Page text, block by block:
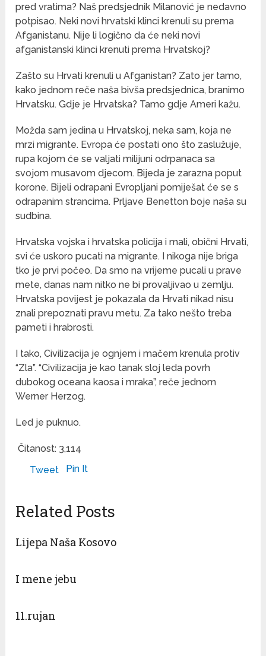
pred vratima? Naš predsjednik Milanović je nedavno
potpisao. Neki novi hrvatski klinci krenuli su prema
Afganistanu. Nije li logično da će neki novi
afganistanski klinci krenuti prema Hrvatskoj?
Zašto su Hrvati krenuli u Afganistan? Zato jer tamo,
kako jednom reče naša bivša predsjednica, branimo
Hrvatsku. Gdje je Hrvatska? Tamo gdje Ameri kažu.
Možda sam jedina u Hrvatskoj, neka sam, koja ne
mrzi migrante. Evropa će postati ono što zaslužuje,
rupa kojom će se valjati milijuni odrpanaca sa
svojom musavom djecom. Bijeda je zarazna poput
korone. Bijeli odrapani Evropljani pomiješat će se s
odrapanim strancima. Prljave Benetton boje naša su
sudbina.
Hrvatska vojska i hrvatska policija i mali, obični Hrvati,
svi će uskoro pucati na migrante. I nikoga nije briga
tko je prvi počeo. Da smo na vrijeme pucali u prave
mete, danas nam nitko ne bi provaljivao u zemlju.
Hrvatska povijest je pokazala da Hrvati nikad nisu
znali prepoznati pravu metu. Za tako nešto treba
pameti i hrabrosti.
I tako, Civilizacija je ognjem i mačem krenula protiv
“Zla”. “Civilizacija je kao tanak sloj leda povrh
dubokog oceana kaosa i mraka”, reče jednom
Werner Herzog.
Led je puknuo.
Čitanost: 3,114
Tweet
Pin It
Related Posts
Lijepa Naša Kosovo
I mene jebu
11.rujan